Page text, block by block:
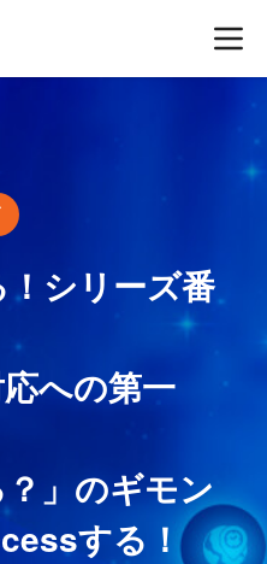
！シリーズ番
への第一
？」のギモン
する！